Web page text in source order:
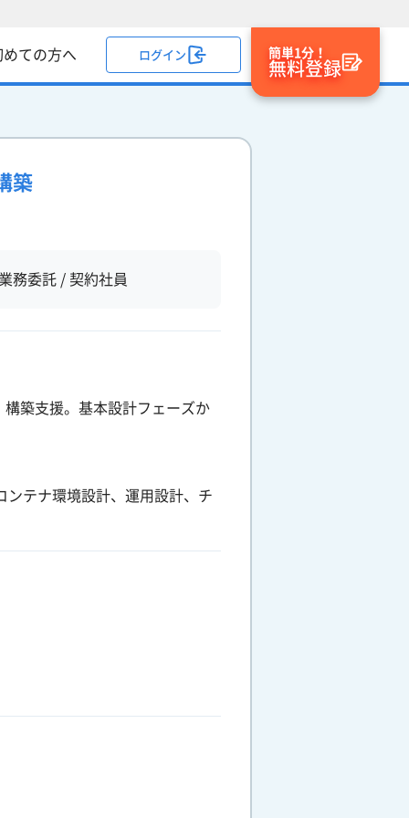
めての方へ ログイン 簡単1分！
無料登録
築
務委託 / 契約社員
築支援。基本設計フェーズか
テナ環境設計、運用設計、チ